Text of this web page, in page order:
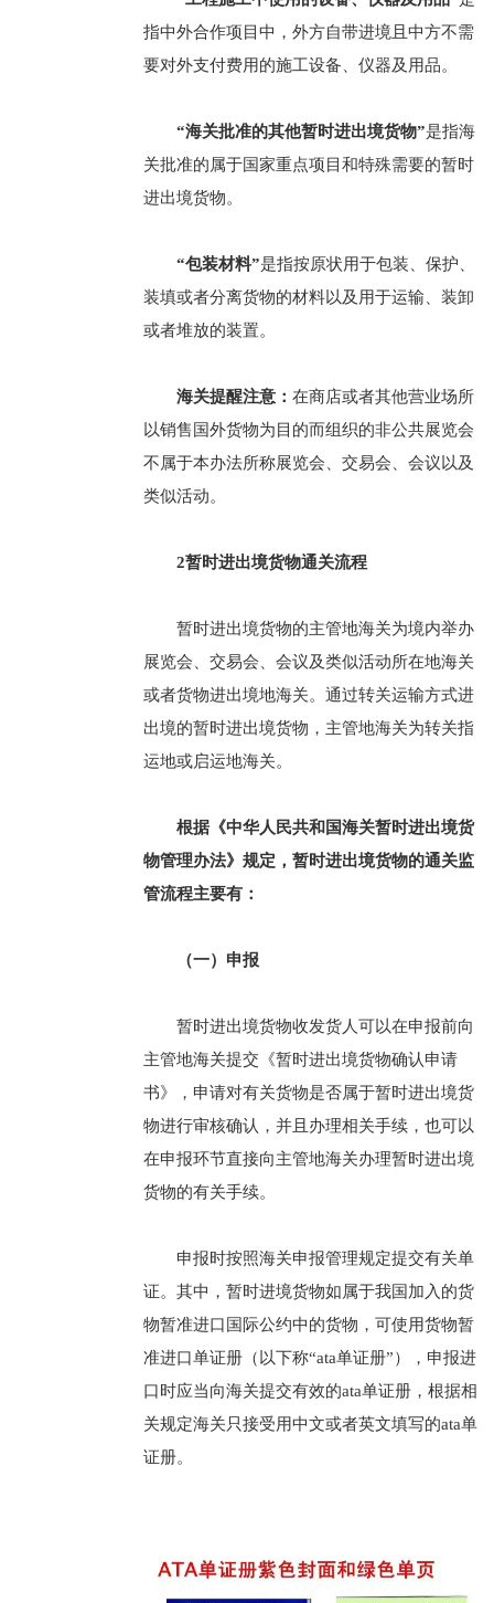
指中外合作项目中，外方自带进境且中方不需
要对外支付费用的施工设备、仪器及用品。
“海关批准的其他暂时进出境货物”是指海
关批准的属于国家重点项目和特殊需要的暂时
进出境货物。
“包装材料”是指按原状用于包装、保护、
装填或者分离货物的材料以及用于运输、装卸
或者堆放的装置。
海关提醒注意： 在商店或者其他营业场所
以销售国外货物为目的而组织的非公共展览会
不属于本办法所称展览会、交易会、会议以及
类似活动。
2暂时进出境货物通关流程
暂时进出境货物的主管地海关为境内举办
展览会、交易会、会议及类似活动所在地海关
或者货物进出境地海关。通过转关运输方式进
出境的暂时进出境货物，主管地海关为转关指
运地或启运地海关。
根据《中华人民共和国海关暂时进出境货
物管理办法》规定，暂时进出境货物的通关监
管流程主要有：
（一）申报
暂时进出境货物收发货人可以在申报前向
主管地海关提交《暂时进出境货物确认申请
书》，申请对有关货物是否属于暂时进出境货
物进行审核确认，并且办理相关手续，也可以
在申报环节直接向主管地海关办理暂时进出境
货物的有关手续。
申报时按照海关申报管理规定提交有关单
证。其中，暂时进境货物如属于我国加入的货
物暂准进口国际公约中的货物，可使用货物暂
准进口单证册（以下称“ata单证册”），申报进
口时应当向海关提交有效的ata单证册，根据相
关规定海关只接受用中文或者英文填写的ata单
证册。